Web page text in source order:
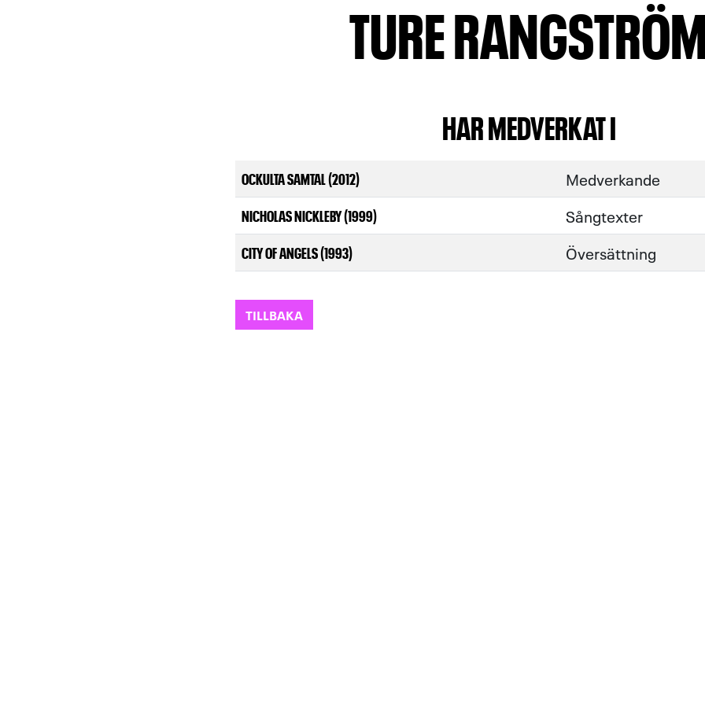
TURE
HAR MEDVERKAT I
OCKULTA SAMTAL (2012) Medverkande
NICHOLAS NICKLEBY (1999) Sångtexter
CITY OF ANGELS (1993) Översättning
TILLBAKA